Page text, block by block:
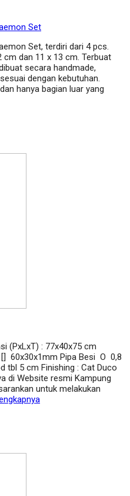
Set
Set, terdiri dari 4 pcs.
cm dan 11 x 13 cm. Terbuat
secara handmade,
dengan kebutuhan.
hanya bagian luar yang
(PxLxT) : 77x40x75 cm
60x30x1mm Pipa Besi O 0,8
tbl 5 cm Finishing : Cat Duco
di Website resmi Kampung
untuk melakukan